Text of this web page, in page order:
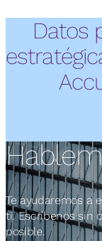
Datos
Te ayudaremos a
ti. Escríbenos sin
posible.